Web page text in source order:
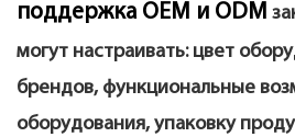
поддержка OEM и ODM
могут настраивать: цвет
брендов, функциональные
оборудования, упаковку